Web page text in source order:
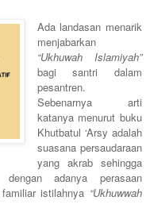
Ada landasan menarik
menjabarkan
“Ukhuwah Islamiyah”
bagi santri dalam
pesantren.
Sebenarnya arti
katanya menurut buku
Khutbatul ‘Arsy adalah
suasana persaudaraan
yang akrab sehingga
adanya perasaan
familiar istilahnya “Ukhuwwah